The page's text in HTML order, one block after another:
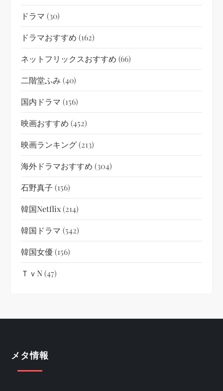
ドラマ (30)
ドラマおすすめ (162)
ネットフリックスおすすめ (66)
二階堂ふみ (40)
国内ドラマ (156)
映画おすすめ (452)
映画ランキング(213)
海外ドラマおすすめ (304)
石野真子 (156)
韓国netflix(214)
韓国ドラマ (542)
韓国女優(156)
ＴｖN(47)
メタ情報